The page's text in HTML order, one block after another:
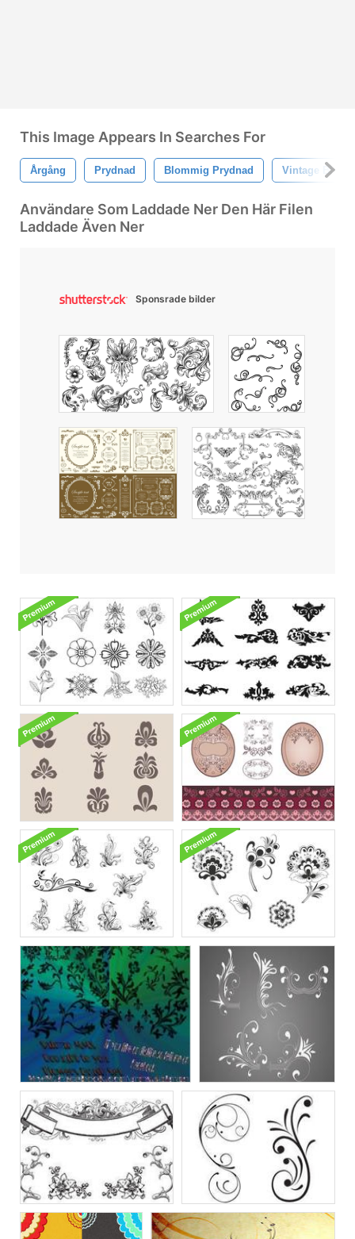
This Image Appears In Searches For
Årgång Prydnad Blommig Prydnad Vintage
Användare Som Laddade Ner Den Här Filen
Laddade Även Ner
Sponsrade bilder